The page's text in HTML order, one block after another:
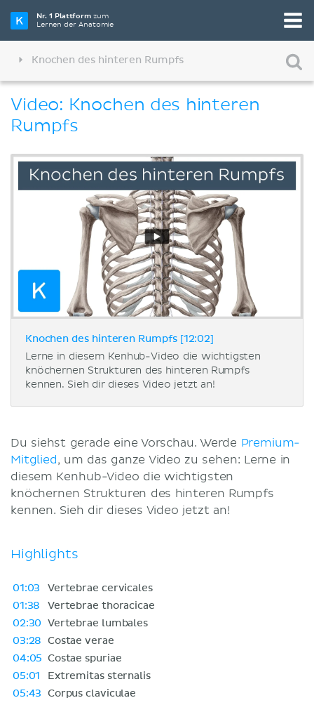
Nr. 1 Plattformzum
Lernen der Anatomie
Knochen des hinteren Rumpfs
Video: Knochen des hinteren
Rumpfs
Knochen des hinteren Rumpfs [12:02]
Lerne in diesem Kenhub-Video die wichtigsten
knöchernen Strukturen des hinteren Rumpfs
kennen. Sieh dir dieses Video jetzt an!
Du siehst gerade eine Vorschau. Werde Premium-
Mitglied, um das ganze Video zu sehen: Lerne in
diesem Kenhub-Video die wichtigsten
knöchernen Strukturen des hinteren Rumpfs
kennen. Sieh dir dieses Video jetzt an!
Highlights
01:03
Vertebrae cervicales
01:38
Vertebrae thoracicae
02:30
Vertebrae lumbales
03:28
Costae verae
04:05
Costae spuriae
05:01
Extremitas sternalis
05:43
Corpus claviculae